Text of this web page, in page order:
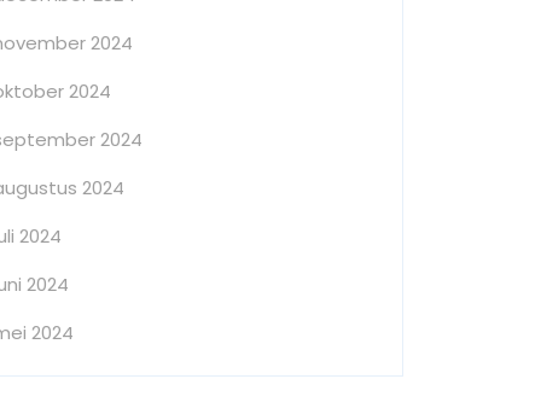
2024
2024
2024
2024
2024
2024
2024